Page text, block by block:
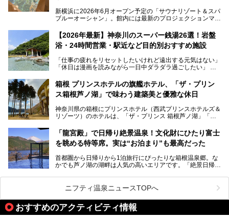
新横浜に2026年6月オープン予定の「サウナリゾート＆スパ
ブルーオーシャン」。館内には最新のプロジェクションマッ
的な“没入感（イマーシブ）”を体験できます。
今回は、そんな大注目の施設に一足先にお邪魔し、その全貌
を見学させていただきました！
サウナ室の中に咲き誇る桜、魚たちが泳ぐ水風呂、そしてバ
リのビーチを思わせる休憩スペース…。驚きの連続だった館
内の様子をレポートします！
【2026年最新】神奈川のスーパー銭湯26選！岩盤
浴・24時間営業・駅近など目的別おすすめ施設
「仕事の疲れをリセットしたいけれど遠出する元気はない」
「休日は漫画を読みながら一日中ダラダラ過ごしたい」
たい」
そんな「癒やされたい」という願いを叶えてくれるのが、神
神奈川県には、サウナや岩盤浴、一日中遊べるエンタメ施設
など、“非日常”を味わえるスーパー銭湯が数多く揃っていま
う」という人も多いはず。
そこで今回は、神奈川県内の人気施設26選を「安さ」「岩
業」「駅近」など、目的別に厳選して紹介します。
今の気分にぴったりの施設を見つけて、最高のリフレッシュ
箱根 プリンスホテルの旗艦ホテル、「ザ・プリン
ス箱根芦ノ湖」で味わう建築美と優雅な休日
神奈川県の箱根にプリンスホテル（西武プリンスホテルズ＆
リゾーツ）のホテルは、「ザ・プリンス 箱根芦ノ湖」「芦
「箱根仙石原プリンスホテル」と4軒あり、今回ご紹介する
「ザ・プリンス 箱根芦ノ湖」は、その中でもフラッグシッ
プ（旗艦）に位置づけられる特別なホテルです。
昭和の日本を代表する建築家の一人、村野藤吾が芦ノ湖の畔
に建てた桃源郷のようなホテルがここ。自家源泉の温泉や、
提供元：株式会社西武・プリンスホテルズワールドワイド
【PR】
この記事はザ・プリンス 箱根芦ノ湖のPR記事です。
「龍宮殿」で日帰り絶景温泉！文化財にひたり富士
を眺める特等席。実は“お泊まり”も最高だった
首都圏から日帰りから1泊旅行にぴったりな箱根温泉郷。な
かでも芦ノ湖の湖畔は人気の高いエリアです。「絶景日帰り
が楽しめるまさに眺望自慢の日帰り温泉。
そしてここは全24室の「箱根 芦ノ湖畔蛸川温泉 龍宮殿」と
して宿泊もできます。宿泊者は「龍宮殿本館」の営業時間に
加えて、朝6時からの宿泊者専用時間帯にも「龍宮殿本館」
のお風呂が利用できます。
ニフティ温泉ニュースTOPへ
おすすめのアクティビティ情報